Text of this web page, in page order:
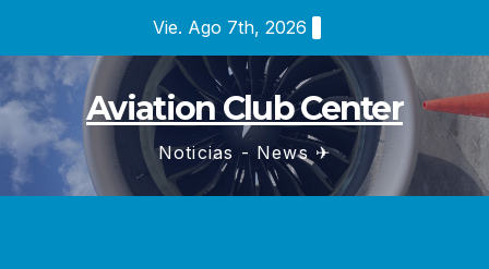
contenido
Vie. Ago 7th, 2026
Aviation Club Center
Noticias - News ✈